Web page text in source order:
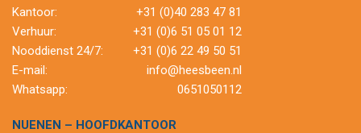
Kantoor:
+31 (0)40 283 47 81
Verhuur:
+31 (0)6 51 05 01 12
Nooddienst 24/7:
+31 (0)6 22 49 50 51
E-mail:
info@heesbeen.nl
Whatsapp:
0651050112
NUENEN – HOOFDKANTOOR